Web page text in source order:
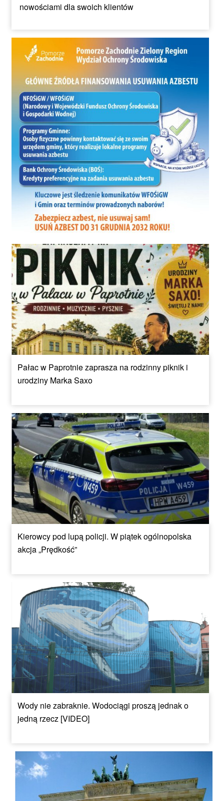
nowościami dla swoich klientów
Pałac w Paprotnie zaprasza na rodzinny piknik i
urodziny Marka Saxo
Kierowcy pod lupą policji. W piątek ogólnopolska
akcja „Prędkość”
Wody nie zabraknie. Wodociągi proszą jednak o
jedną rzecz [VIDEO]